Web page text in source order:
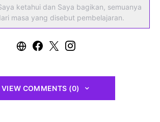
ketahui dan Saya bagikan, semuanya
masa yang disebut pembelajaran.
VIEW COMMENTS (0)